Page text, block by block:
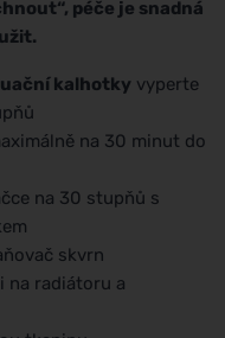
péče je snadná
kalhotky vyperte
na 30 minut do
na 30 stupňů s
skvrn
na radiátoru a